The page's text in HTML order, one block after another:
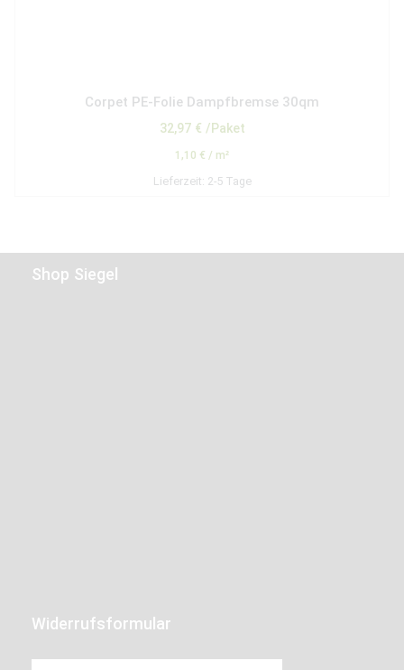
Corpet PE-Folie Dampfbremse 30qm
32,97 € /Paket
1,10 € / m²
Lieferzeit: 2-5 Tage
Shop Siegel
Widerrufsformular